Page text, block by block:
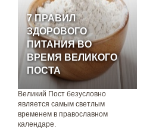
7 ПРАВИЛ
ЗДОРОВОГО
ПИТАНИЯ ВО
ВРЕМЯ ВЕЛИКОГО
ПОСТА
Великий Пост безусловно
является самым светлым
временем в православном
календаре.